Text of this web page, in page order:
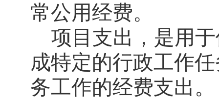
常公用经费。
项目支出，是用
成特定的行政工作
务工作的经费支出。